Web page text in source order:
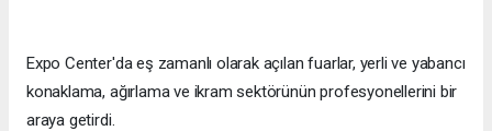
Expo Center'da eş zamanlı olarak açılan fuarlar, yerli ve yabancı
konaklama, ağırlama ve ikram sektörünün profesyonellerini bir
araya getirdi.